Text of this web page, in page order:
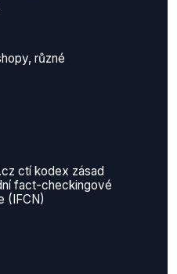
různé
ctí kodex zásad
fact-checkingové
(IFCN)